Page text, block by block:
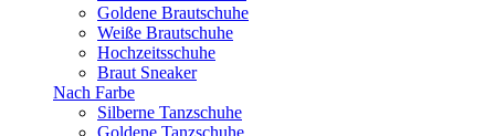
Goldene Brautschuhe
Weiße Brautschuhe
Hochzeitsschuhe
Braut Sneaker
Nach Farbe
Silberne Tanzschuhe
Goldene Tanzschuhe